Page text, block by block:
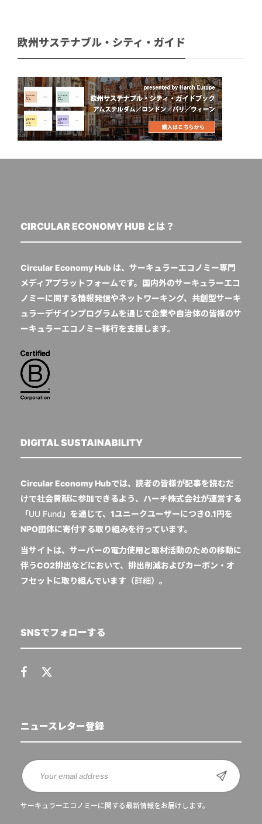
欧州サステナブル・シティ・ガイド
CIRCULAR ECONOMY HUB とは？
Circular Economy Hub は、サーキュラーエコノミー専門
メディアプラットフォームです。国内外のサーキュラーエコ
ノミーに関する情報発信やネットワーキング、共創型サーキ
ュラーデザインプログラムを通じて企業や自治体の皆様のサ
ーキュラーエコノミー移行を支援します。
DIGITAL SUSTAINABILITY
Circular Economy Hubでは、読者の皆様が記事を読むだ
けで社会貢献に参加できるよう、ハーチ株式会社が運営する
「UU Fund 」を通じて、1ユニークユーザーにつき0.1円を
NPO団体に寄付する取り組みを行っています。
当サイトは、サーバーの電力使用と取材活動のための移動に
伴うCO2排出などにおいて、排出削減およびカーボン・オ
フセットに取り組んでいます（詳細）。
SNSでフォローする
ニュースレター登録
サーキュラーエコノミーに関する最新情報をお届けします。